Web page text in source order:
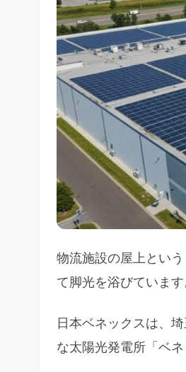
物流施設の屋上とい
て脚光を浴びています
日本ベネックスは、
な太陽光発電所「ベ